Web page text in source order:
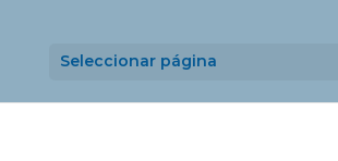
Seleccionar página